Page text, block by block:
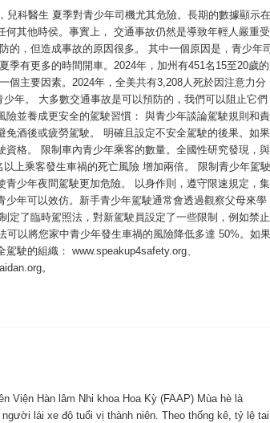
兒科醫生 夏季對青少年司機尤其危險。長期的數據顯示在
其他時侯。事實上， 交通事故仍然是導致年輕人嚴重受
的，但造成事故的原因很多。 其中一個原因是，青少年司
季有更多的時間開車。2024年，加州有451名15至20歲的
個主要因素。2024年，全美共有3,208人死於因注意力分
年。 大多數交通事故是可以預防的，我們可以阻止它們
並養成更安全的駕駛習慣： 與青少年談論駕駛規則和責
酒後或疲勞駕駛。 明確且設定不安全駕駛的後果。如果
格。 限制車內青少年乘客的數量。全國性研究發現，與
上乘客發生車禍的死亡風險 增加兩倍。 限制青少年駕駛
少年夜間駕駛更加危險。 以身作則，遵守限速規定，集
年可以效仿。新手青少年駕駛通常會透過觀察父母來學
定了臨時駕照法，對新駕駛員設定了一些限制，例如禁止
可以將您家中青少年發生車禍的風險降低多達 50%。如果
駛的組織： www.speakup4safety.org、
。
Viện Hàn lâm Nhi khoa Hoa Kỳ (FAAP) Mùa hè là
lái xe độ tuổi vị thành niên. Theo thống kê, tỷ lệ tai